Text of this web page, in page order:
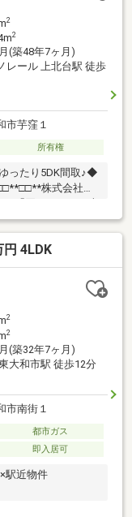
2
2
(築48年7ヶ月)
レール 上北台駅 徒歩
市芋窪１
所有権
ったり5DK間取♪◆
株式会社つ
悩み」こそ是非つ
が全力でお客様の
4LDK
2
2
(築32年7ヶ月)
大和市駅 徒歩12分
市南街１
都市ガス
即入居可
駅近物件